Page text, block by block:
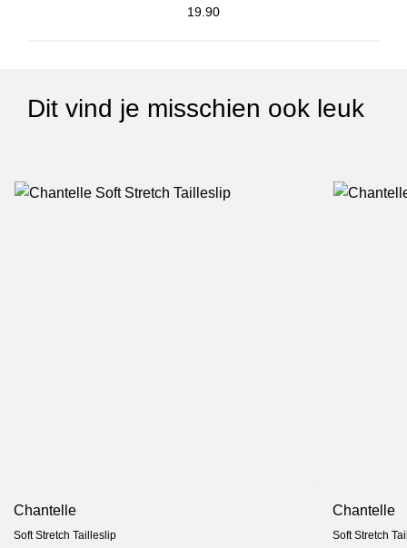
19.90
Dit vind je misschien ook leuk
Chantelle
Soft Stretch Tailleslip
Chantelle
Soft Stretch